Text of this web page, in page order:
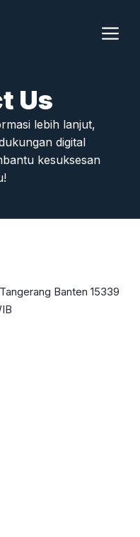
Us
lebih lanjut,
digital
kesuksesan
Banten 15339